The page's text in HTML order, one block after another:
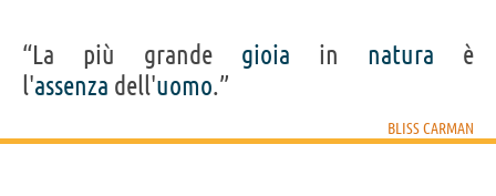
“La più grande gioia in natura è
l'assenza dell'uomo.”
BLISS CARMAN